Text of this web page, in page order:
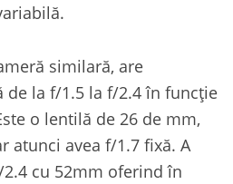
similară, are
de la f/1.5 la f/2.4 în funcție
o lentilă de 26 de mm,
atunci avea f/1.7 fixă. A
cu 52mm oferind în